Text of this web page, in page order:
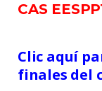
CAS
Clic aquí
finales del